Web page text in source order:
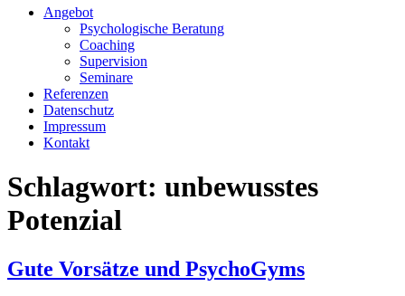
Angebot
Psychologische Beratung
Coaching
Supervision
Seminare
Referenzen
Datenschutz
Impressum
Kontakt
Schlagwort: unbewusstes
Potenzial
Gute Vorsätze und PsychoGyms